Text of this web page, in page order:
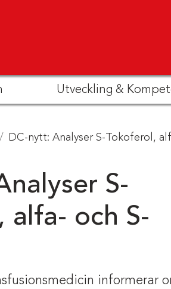
Utveckling &
DC-nytt: Analyser S-Tokoferol,
S-
alfa- och S-
informerar